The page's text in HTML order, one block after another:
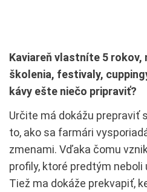
Kaviareň vlastníte 5 rokov,
školenia, festivaly,
kávy ešte niečo pripraviť?
Určite má dokážu prepraviť
to, ako sa farmári
zmenami. Vďaka čomu
profily, ktoré predtým neboli
Tiež ma dokáže prekvapiť,